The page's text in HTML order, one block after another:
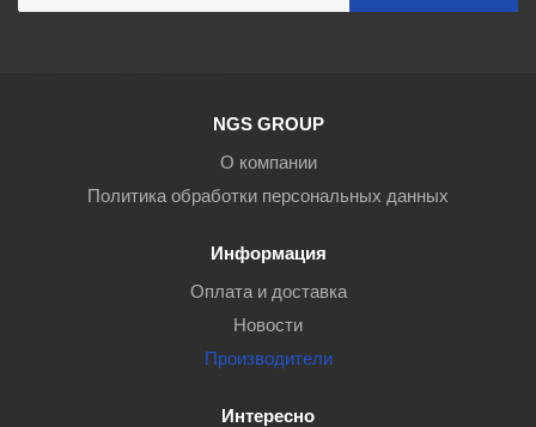
NGS GROUP
О компании
Политика обработки персональных данных
Информация
Оплата и доставка
Новости
Производители
Интересно